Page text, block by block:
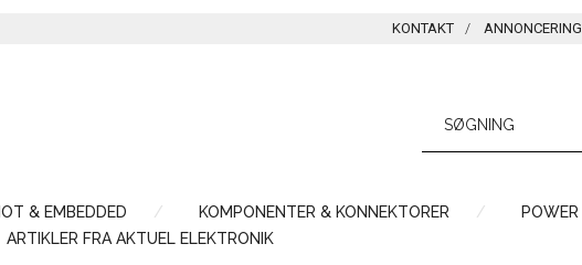
KONTAKT ANNONCERING
IOT & EMBEDDED KOMPONENTER & KONNEKTORER
POWER
ARTIKLER FRA AKTUEL ELEKTRONIK